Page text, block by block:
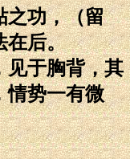
之功，（留
在后。
见于胸背，其
情势一有微